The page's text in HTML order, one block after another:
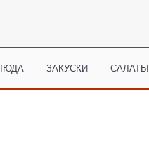
ЗАКУСКИ САЛАТЫ